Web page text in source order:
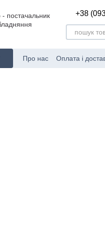
+38
Про нас Оплата і